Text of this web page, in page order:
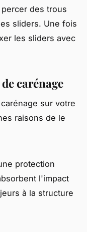
percer des trous
sliders. Une fois
les sliders avec
carénage
sur votre
raisons de le
protection
l'impact
à la structure